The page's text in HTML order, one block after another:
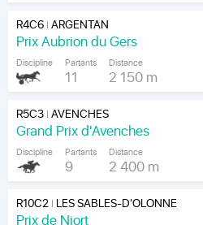
R4C6|ARGENTAN
Prix Aubrion du Gers
Discipline Partants
11
Distance
2 150 m
R5C3|AVENCHES
Grand Prix d'Avenches
Discipline Partants
9
Distance
2 400 m
R10C2| LES SABLES-D'OLONNE
Prix de Niort